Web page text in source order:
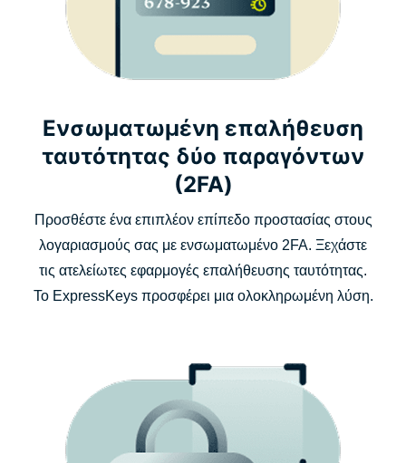
Ενσωματωμένη επαλήθευση
ταυτότητας δύο παραγόντων
(2FA)
Προσθέστε ένα επιπλέον επίπεδο προστασίας στους
λογαριασμούς σας με ενσωματωμένο 2FA. Ξεχάστε
τις ατελείωτες εφαρμογές επαλήθευσης ταυτότητας.
Το ExpressKeys προσφέρει μια ολοκληρωμένη λύση.